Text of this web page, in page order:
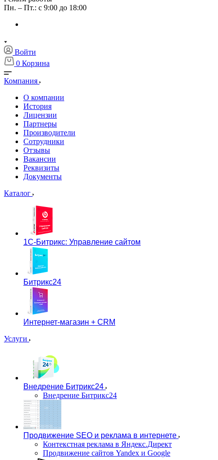
Пн. – Пт.: с 9:00 до 18:00
Войти
0 Корзина
Компания
О компании
История
Лицензии
Партнеры
Производители
Сотрудники
Отзывы
Вакансии
Реквизиты
Документы
Каталог
1С-Битрикс: Управление сайтом
Битрикс24
Интернет-магазин + CRM
Услуги
Внедрение Битрикс24
Внедрение Битрикс24
Продвижение SEO и реклама в интернете
Контекстная реклама в Яндекс.Директ
Продвижение сайтов Yandex и Google